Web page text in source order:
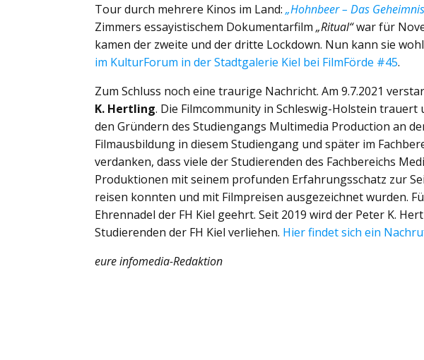
Tour durch mehrere Kinos im Land:„Hohnbeer – Das
Zimmers essayistischem Dokumentarfilm„Ritual“war für
kamen der zweite und der dritte Lockdown. Nun kann sie
im KulturForum in der Stadtgalerie Kiel bei FilmFörde #45.
Zum Schluss noch eine traurige Nachricht. Am 9.7.2021
K. Hertling. Die Filmcommunity in Schleswig-Holstein
den Gründern des Studiengangs Multimedia Production an
Filmausbildung in diesem Studiengang und später im
verdanken, dass viele der Studierenden des Fachbereichs
Produktionen mit seinem profunden Erfahrungsschatz zur
reisen konnten und mit Filmpreisen ausgezeichnet wurden.
Ehrennadel der FH Kiel geehrt. Seit 2019 wird der Peter K.
Studierenden der FH Kiel verliehen. Hier findet sich ein
eure infomedia-Redaktion